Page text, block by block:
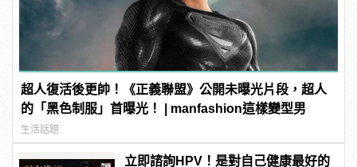
超人復活後更帥！《正義聯盟》公開未曝光片段，超人
的「黑色制服」首曝光！ | manfashion這樣變型男
生活話題
立即諮詢HPV！是對自己健康最好的